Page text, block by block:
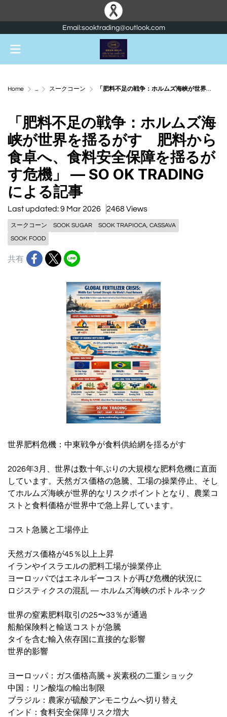
Email:sooktrading@outlook.com
Home ... スークコーン 「肥料不足の戦争：ホルムズ海峡が世界を揺るがす 肥料から食卓へ、食料安全保障を揺るがす危機」 — SO OK TRADING による記事
「肥料不足の戦争：ホルムズ海
峡が世界を揺るがす 肥料から
食卓へ、食料安全保障を揺るが
す危機」 — SO OK TRADING
による記事
Last updated: 9 Mar 2026 2468 Views
スークコーン SOOK SUGAR
SOOK TRAPIOCA, CASSAVA
SOOK FOOD
共有
世界肥料危機：中東戦争が食料供給網を揺るがす
2026年3月、世界は数十年ぶりの大規模な肥料危機に直面
しています。天然ガス価格の急騰、工場の操業停止、そし
てホルムズ海峡が世界的なリスクポイントとなり、農業コ
ストと食料価格が世界中で急上昇しています。
コスト急騰と工場停止
天然ガス価格が45％以上上昇
イランやイスラエルの肥料工場が操業停止
ヨーロッパではエネルギーコストが再び危機的状況に
ロジスティクスの混乱 — ホルムズ海峡のボトルネック
世界の窒素肥料取引の25〜33％が通過
船舶保険料と輸送コストが急騰
タイを含む輸入依存国に直接的な影響
世界的影響
ヨーロッパ：ガス価格高騰＋炭素税の二重ショック
中国：リン酸塩の輸出制限
ブラジル：農家が硫酸アンモニウムへ切り替え
インド：食料安全保障リスク増大